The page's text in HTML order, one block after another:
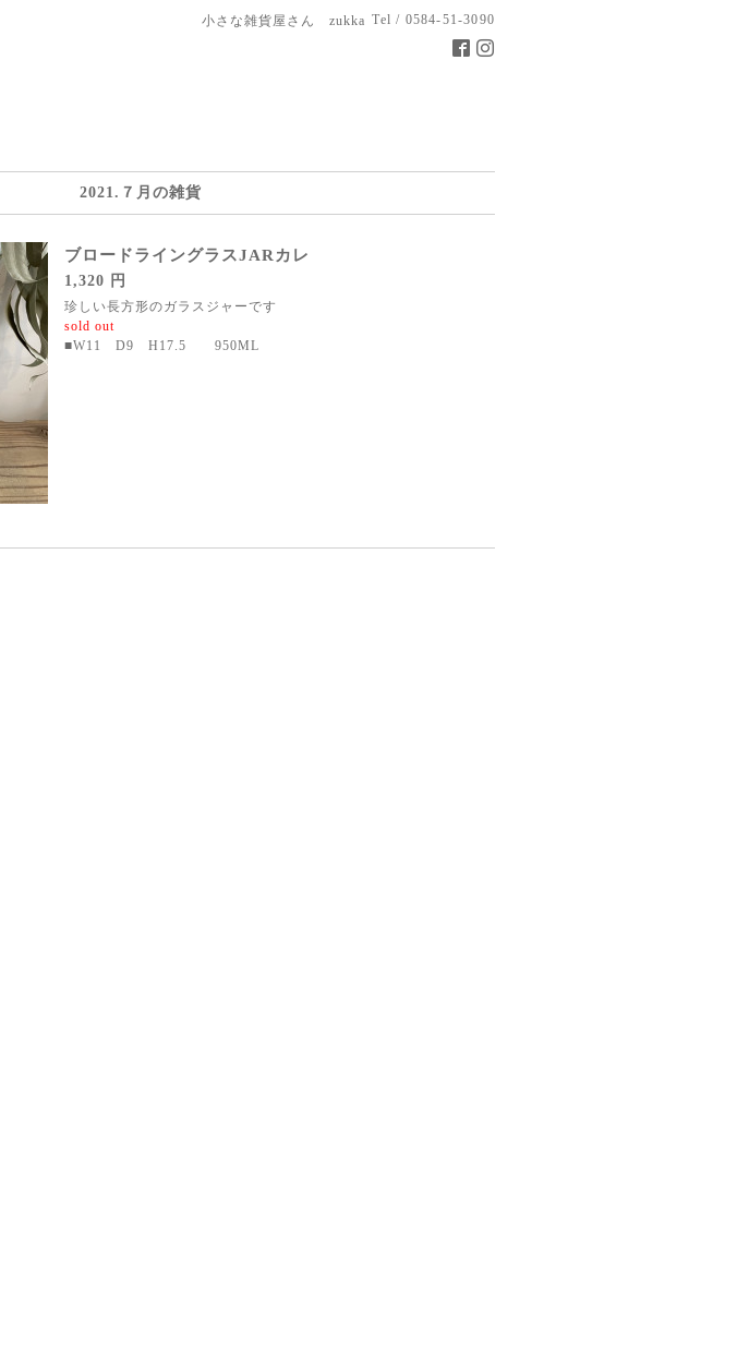
小さな雑貨屋さん zukka Tel / 0584-51-3090
2021.７月の雑貨
ブロードライングラスJARカレ
1,320 円
珍しい長方形のガラスジャーです
sold out
■W11 D9 H17.5 950ML